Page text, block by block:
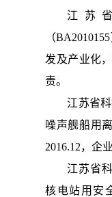
江苏
（
发及产业化
责。
江苏省
噪声舰船用
2016.12，企
江苏省
核电站用安